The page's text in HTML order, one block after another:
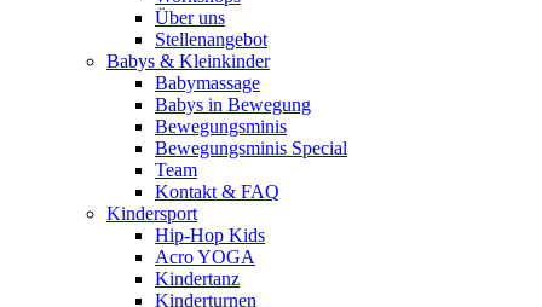
Über uns
Stellenangebot
Babys & Kleinkinder
Babymassage
Babys in Bewegung
Bewegungsminis
Bewegungsminis Special
Team
Kontakt & FAQ
Kindersport
Hip-Hop Kids
Acro YOGA
Kindertanz
Kinderturnen